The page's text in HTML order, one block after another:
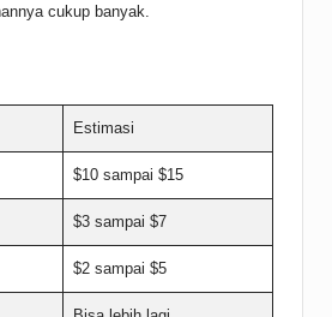
cukup banyak.
Estimasi
$10 sampai $15
$3 sampai $7
$2 sampai $5